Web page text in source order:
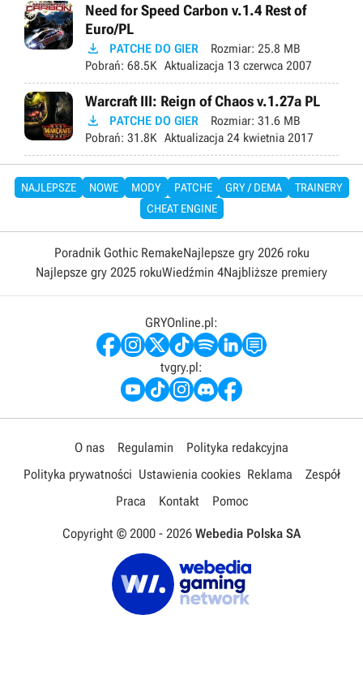
Need for Speed Carbon v.1.4 Rest of
Euro/PL
 PATCHE DO GIER Rozmiar: 25.8 MB
Pobrań: 68.5K Aktualizacja 13 czerwca 2007
Warcraft III: Reign of Chaos v.1.27a PL
 PATCHE DO GIER Rozmiar: 31.6 MB
Pobrań: 31.8K Aktualizacja 24 kwietnia 2017
NAJLEPSZE NOWE MODY PATCHE GRY / DEMA
TRAINERY
CHEAT ENGINE
Poradnik Gothic RemakeNajlepsze gry 2026 roku
Najlepsze gry 2025 rokuWiedźmin 4Najbliższe premiery
GRYOnline.pl:
tvgry.pl:
O nas Regulamin
Polityka redakcyjna
Polityka prywatności Ustawienia cookies Reklama
Zespół
Praca
Kontakt Pomoc
Copyright © 2000 - 2026 Webedia Polska SA